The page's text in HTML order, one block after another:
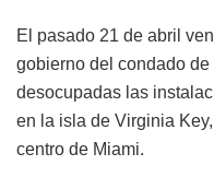
El pasado 21 de abril
gobierno del condado
desocupadas las
en la isla de Virginia
centro de Miami.